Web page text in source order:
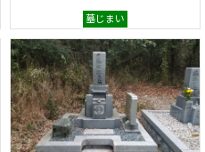
墓じまい